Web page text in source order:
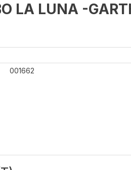
LA LUNA -
001662